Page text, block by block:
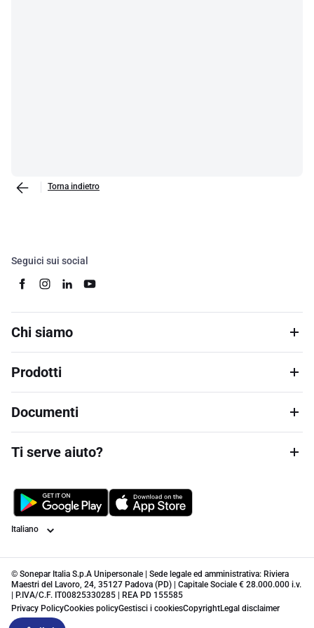
Torna indietro
Seguici sui social
Chi siamo
Prodotti
Documenti
Ti serve aiuto?
Lingua
© Sonepar Italia S.p.A Unipersonale | Sede legale ed amministrativa: Riviera
Maestri del Lavoro, 24, 35127 Padova (PD) | Capitale Sociale € 28.000.000 i.v.
| P.IVA/C.F. IT00825330285 | REA PD 155585
Privacy PolicyCookies policyGestisci i cookiesCopyrightLegal disclaimer